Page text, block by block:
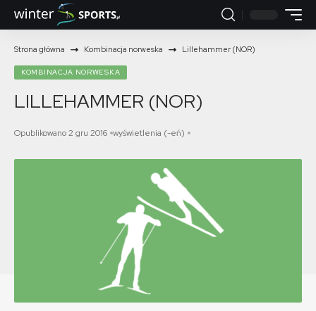
Strona główna Kombinacja norweska Lillehammer (NOR)
KOMBINACJA NORWESKA
LILLEHAMMER (NOR)
Opublikowano 2 gru 2016 wyświetlenia (-eń)